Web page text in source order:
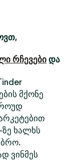
რჩევებიდა
მქონე
ხალხს
ვინმეს